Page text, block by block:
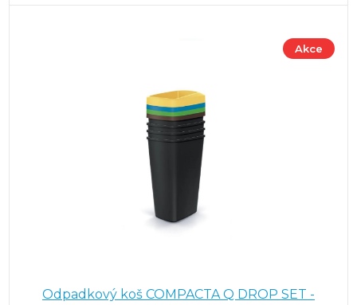
Akce
Odpadkový koš COMPACTA Q DROP SET -